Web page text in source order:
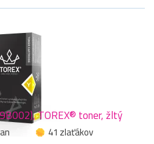
TOREX® toner, žltý
41 zlaťákov